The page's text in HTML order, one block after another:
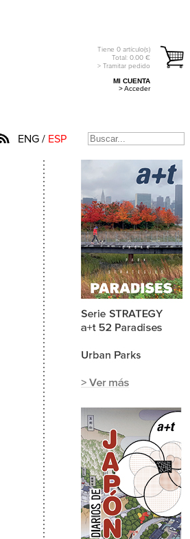
Tiene 0 artículo(s)
Total: 0.00 €
> Tramitar pedido
MI CUENTA
> Acceder
ENG / ESP